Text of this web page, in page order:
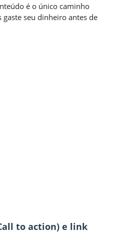
é o único caminho
gaste seu dinheiro antes de
to action) e link